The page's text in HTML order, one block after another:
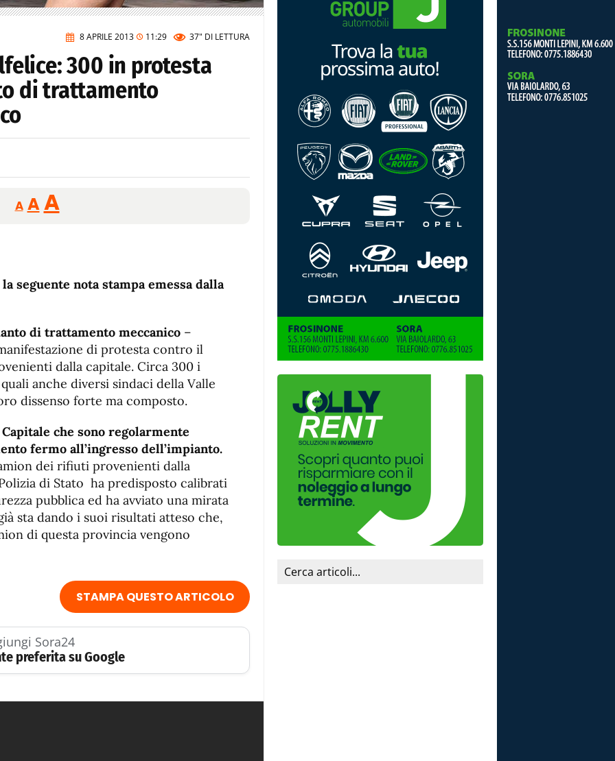
8 APRILE 2013 11:29 37" DI LETTURA
300 in protesta
di trattamento
A
Reducir
tamaño
A Restablecer
tamaño
AAumentar
fuente.
seguente nota stampa emessa dalla
di trattamento meccanico –
di protesta contro il
dalla capitale. Circa 300 i
anche diversi sindaci della Valle
dissenso forte ma composto.
che sono regolarmente
fermo all’ingresso dell’impianto.
dei rifiuti provenienti dalla
di Stato ha predisposto calibrati
pubblica ed ha avviato una mirata
sta dando i suoi risultati atteso che,
di questa provincia vengono
STAMPA QUESTO ARTICOLO
Sora24
preferita su Google